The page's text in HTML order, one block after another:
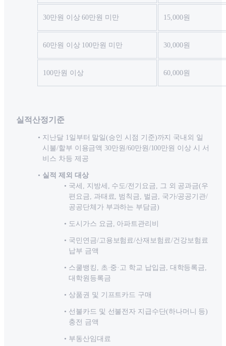
30만원 이상 60만원 미만 15,000원
60만원 이상 100만원 미만 30,000원
100만원 이상 60,000원
실적산정기준
지난달 1일부터 말일(승인 시점 기준)까지 국내외 일
시불/할부 이용금액 30만원/60만원/100만원 이상 시 서
비스 차등 제공
실적 제외 대상
국세, 지방세, 수도/전기요금, 그 외 공과금(우
편요금, 과태료, 범칙금, 벌금, 국가/공공기관/
공공단체가 부과하는 부담금)
도시가스 요금, 아파트관리비
국민연금/고용보험료/산재보험료/건강보험료
납부 금액
스쿨뱅킹, 초·중·고 학교 납입금, 대학등록금,
대학원등록금
상품권 및 기프트카드 구매
선불카드 및 선불전자 지급수단(하나머니 등)
충전 금액
부동산임대료